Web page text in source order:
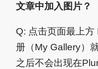
文章中加入图片？
Q: 点击页面最上
册（My Gallery）
之后不会出现在